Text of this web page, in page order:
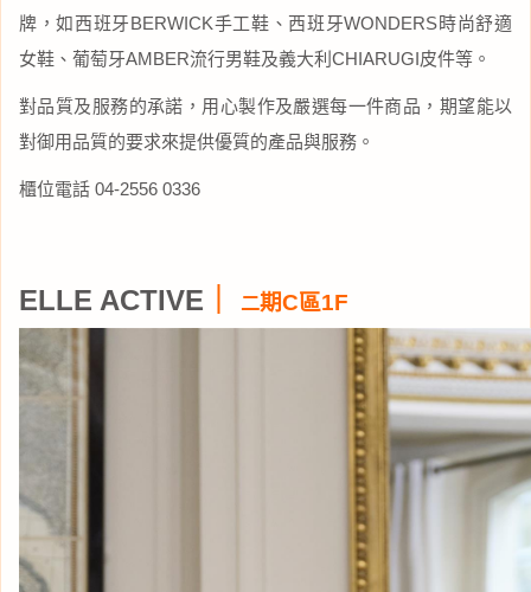
牌，如西班牙BERWICK手工鞋、西班牙WONDERS時尚舒適
女鞋、葡萄牙AMBER流行男鞋及義大利CHIARUGI皮件等。
對品質及服務的承諾，用心製作及嚴選每一件商品，期望能以
對御用品質的要求來提供優質的產品與服務。
櫃位電話 04-2556 0336
ELLE ACTIVE 二期C區1F